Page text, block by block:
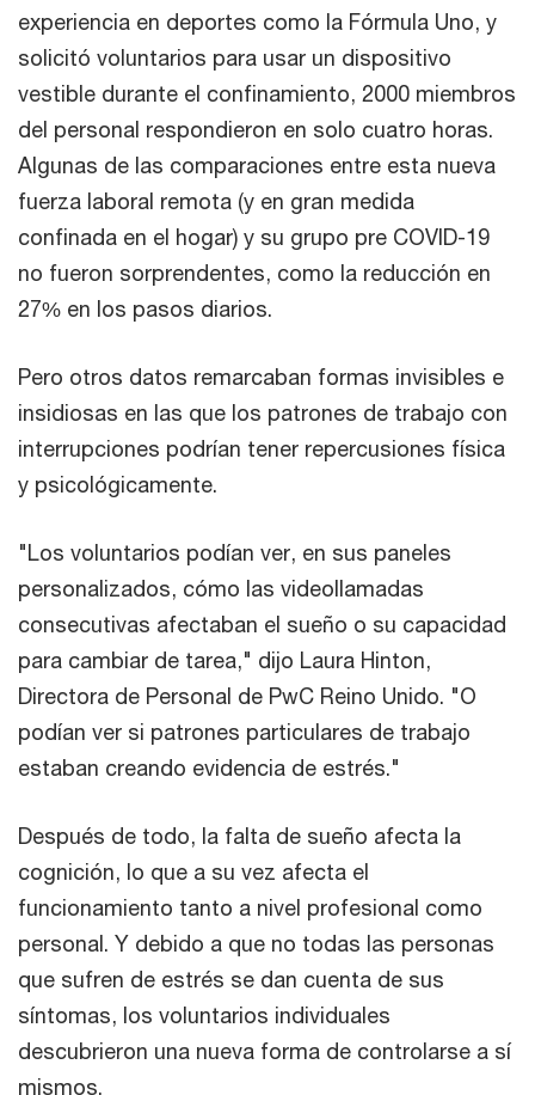
experiencia en deportes como la Fórmula Uno, y
solicitó voluntarios para usar un dispositivo
vestible durante el confinamiento, 2000 miembros
del personal respondieron en solo cuatro horas.
Algunas de las comparaciones entre esta nueva
fuerza laboral remota (y en gran medida
confinada en el hogar) y su grupo pre COVID-19
no fueron sorprendentes, como la reducción en
27% en los pasos diarios.
Pero otros datos remarcaban formas invisibles e
insidiosas en las que los patrones de trabajo con
interrupciones podrían tener repercusiones física
y psicológicamente.
"Los voluntarios podían ver, en sus paneles
personalizados, cómo las videollamadas
consecutivas afectaban el sueño o su capacidad
para cambiar de tarea," dijo Laura Hinton,
Directora de Personal de PwC Reino Unido. "O
podían ver si patrones particulares de trabajo
estaban creando evidencia de estrés."
Después de todo, la falta de sueño afecta la
cognición, lo que a su vez afecta el
funcionamiento tanto a nivel profesional como
personal. Y debido a que no todas las personas
que sufren de estrés se dan cuenta de sus
síntomas, los voluntarios individuales
descubrieron una nueva forma de controlarse a sí
mismos.